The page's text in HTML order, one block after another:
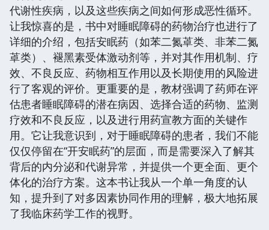
代谢性疾病，以及这些疾病之间如何形成恶性循环。
让我惊喜的是，书中对睡眠障碍的药物治疗也进行了
详细的介绍，包括安眠药（如苯二氮䓬类、非苯二氮
䓬类）、褪黑素受体激动剂等，并对其作用机制、疗
效、不良反应、药物相互作用以及长期使用的风险进
行了客观的评价。更重要的是，教材强调了药师在评
估患者睡眠障碍的潜在病因、选择合适的药物、监测
疗效和不良反应，以及进行用药宣教方面的关键作
用。它让我意识到，对于睡眠障碍的患者，我们不能
仅仅停留在“开安眠药”的层面，而是需要深入了解其
背后的内分泌和代谢异常，并提供一个更全面、更个
体化的治疗方案。这本书让我从一个单一角度的认
知，提升到了对多因素协同作用的理解，极大地拓展
了我临床药学工作的视野。